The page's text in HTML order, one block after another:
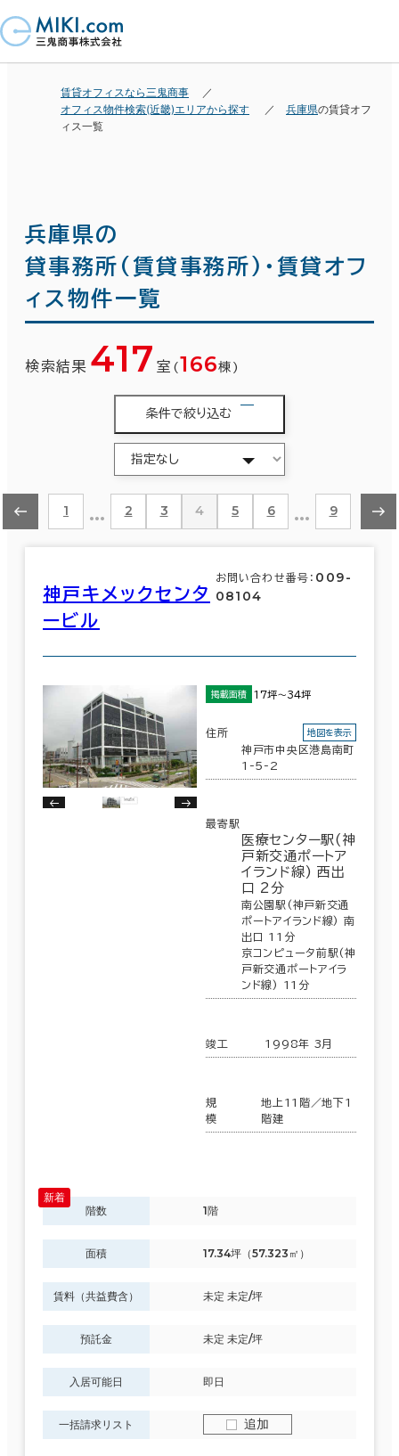
賃貸オフィスなら三鬼商事
オフィス物件検索(近畿)エリアから探す
兵庫県の賃貸オフ
ィス一覧
兵庫県の
貸事務所(賃貸事務所)・賃貸オフ
ィス物件一覧
検索結果 417 室 ( 166棟)
条件で絞り込む
1 … 2 3 4 5 6 … 9
神戸キメックセンタ
ービル
お問い合わせ番号： 009-
08104
掲載面積 17坪～34坪
住所
神戸市中央区港島南町
1-5-2
地図を表示
最寄駅
医療センター駅(神
戸新交通ポートア
イランド線) 西出
口 2分
南公園駅(神戸新交通
ポートアイランド線) 南
出口 11分
京コンピュータ前駅(神
戸新交通ポートアイラ
ンド線) 11分
竣工 1998年 3月
規
模
地上11階／地下1
階建
階数 1階
面積 17.34坪（57.323㎡）
賃料（共益費含） 未定 未定/坪
預託金 未定 未定/坪
入居可能日 即日
一括請求リスト 追加